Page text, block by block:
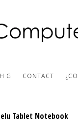
G CONTACT
Tablet Notebook